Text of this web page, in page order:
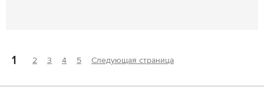
1 2 3 4 5 Следующая страница